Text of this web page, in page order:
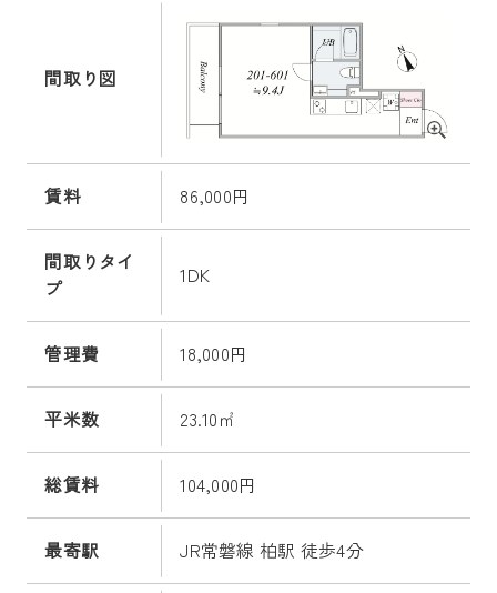
間取り図
賃料 86,000円
間取りタイ
プ
1DK
管理費 18,000円
平米数 23.10㎡
総賃料 104,000円
最寄駅 JR常磐線 柏駅 徒歩4分